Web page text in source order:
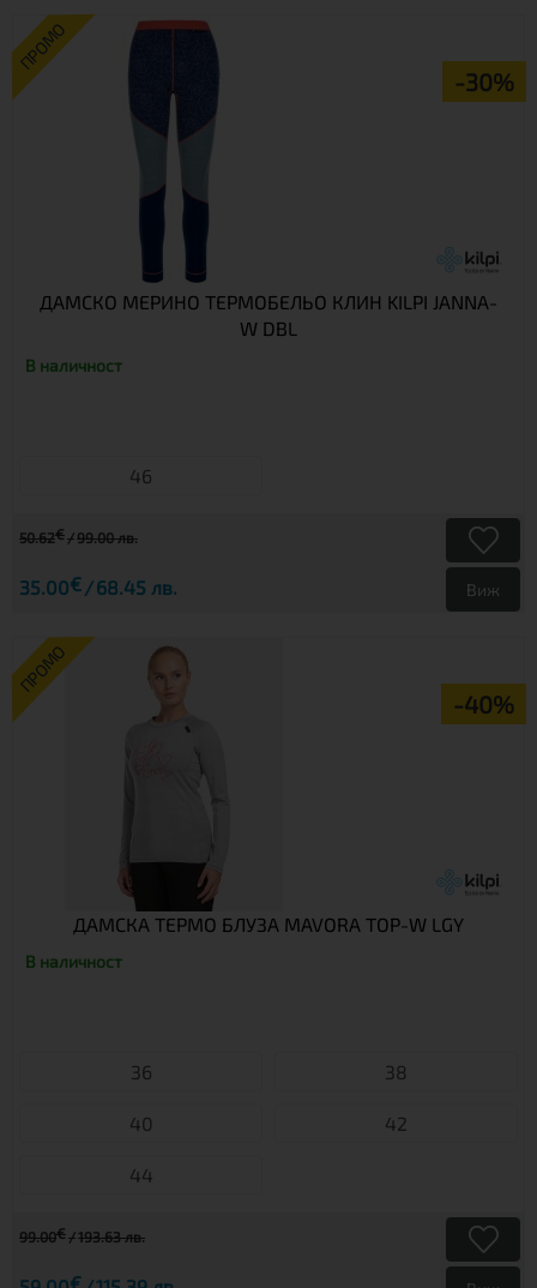
ПРОМО
-30%
ДАМСКО МЕРИНО ТЕРМОБЕЛЬО КЛИН KILPI JANNA-
W DBL
В наличност
46
50.62€ 99.00 лв.
35.00€ 68.45 лв. Виж
ПРОМО
-40%
ДАМСКА ТЕРМО БЛУЗА MAVORA TOP-W LGY
В наличност
36 38
40 42
44
99.00€ 193.63 лв.
€